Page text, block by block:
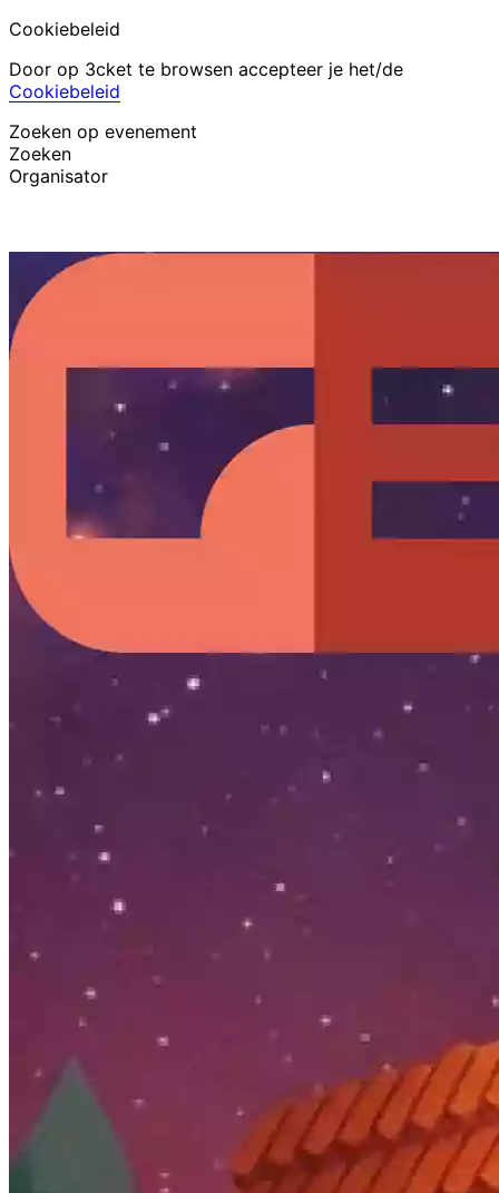
Cookiebeleid
Door op 3cket te browsen accepteer je het/de
Cookiebeleid
Zoeken op evenement
Zoeken
Organisator
Nederlands
Hulp voor deelnemer